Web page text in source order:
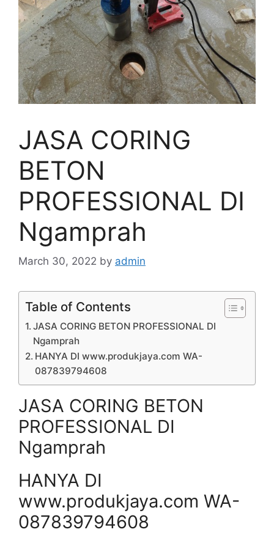
JASA CORING
BETON
PROFESSIONAL DI
Ngamprah
March 30, 2022 by admin
Table of Contents
JASA CORING BETON PROFESSIONAL DI
Ngamprah
HANYA DI www.produkjaya.com WA-
087839794608
JASA CORING BETON
PROFESSIONAL DI
Ngamprah
HANYA DI
www.produkjaya.com WA-
087839794608